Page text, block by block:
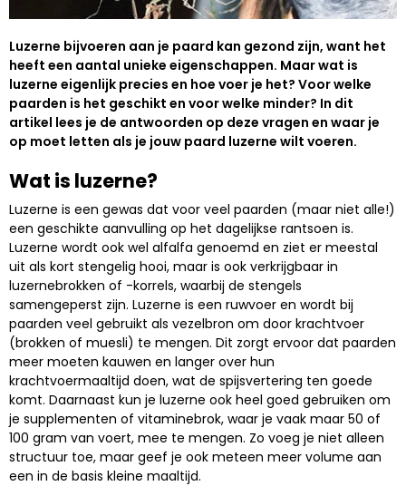
Luzerne bijvoeren aan je paard kan gezond zijn, want het
heeft een aantal unieke eigenschappen. Maar wat is
luzerne eigenlijk precies en hoe voer je het? Voor welke
paarden is het geschikt en voor welke minder? In dit
artikel lees je de antwoorden op deze vragen en waar je
op moet letten als je jouw paard luzerne wilt voeren.
Wat is luzerne?
Luzerne is een gewas dat voor veel paarden (maar niet alle!)
een geschikte aanvulling op het dagelijkse rantsoen is.
Luzerne wordt ook wel alfalfa genoemd en ziet er meestal
uit als kort stengelig hooi, maar is ook verkrijgbaar in
luzernebrokken of -korrels, waarbij de stengels
samengeperst zijn. Luzerne is een ruwvoer en wordt bij
paarden veel gebruikt als vezelbron om door krachtvoer
(brokken of muesli) te mengen. Dit zorgt ervoor dat paarden
meer moeten kauwen en langer over hun
krachtvoermaaltijd doen, wat de spijsvertering ten goede
komt. Daarnaast kun je luzerne ook heel goed gebruiken om
je supplementen of vitaminebrok, waar je vaak maar 50 of
100 gram van voert, mee te mengen. Zo voeg je niet alleen
structuur toe, maar geef je ook meteen meer volume aan
een in de basis kleine maaltijd.